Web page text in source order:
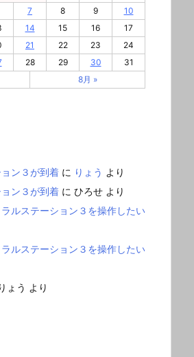
7 8 9
10
14 15 16
17
21 22 23
24
28 29 30
31
8月 »
ン３が到着 に りょう より
ン３が到着 に ひろせ より
ルステーション３を操作したい
ルステーション３を操作したい
りょう より